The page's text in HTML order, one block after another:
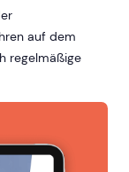
auf dem
regelmäßige